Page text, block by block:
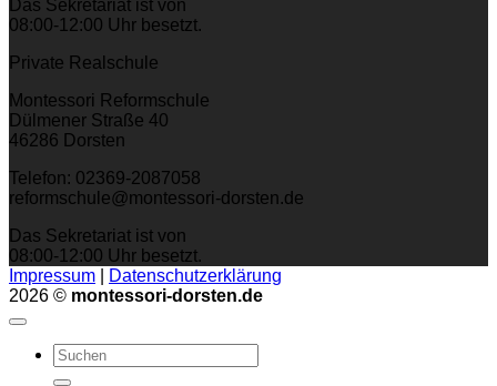
Das Sekretariat ist von
08:00-12:00 Uhr besetzt.
Private Realschule
Montessori Reformschule
Dülmener Straße 40
46286 Dorsten
Telefon: 02369-2087058
reformschule@montessori-dorsten.de
Das Sekretariat ist von
08:00-12:00 Uhr besetzt.
Impressum
Datenschutzerklärung
2026 © montessori-dorsten.de